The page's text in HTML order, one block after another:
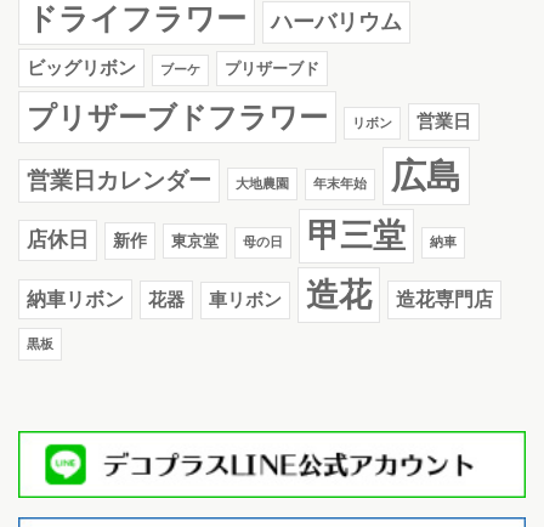
ドライフラワー ハーバリウム
ビッグリボン ブーケ プリザーブド
プリザーブドフラワー リボン 営業日
営業日カレンダー 大地農園 年末年始 広島
店休日 新作 東京堂 母の日 甲三堂 納車
納車リボン 花器 車リボン 造花 造花専門店
黒板